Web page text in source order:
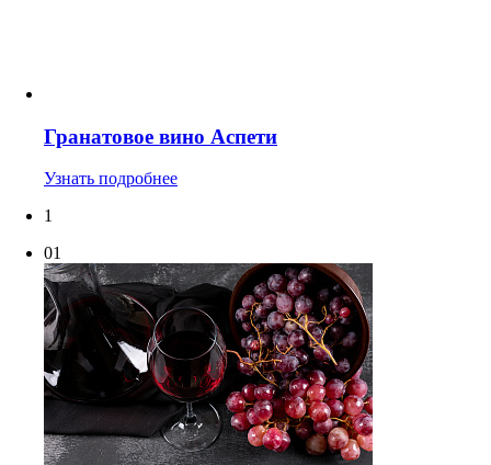
Гранатовое вино Аспети
Узнать подробнее
1
01